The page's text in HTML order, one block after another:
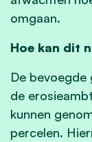
omgaan.
Hoe kan dit
De bevoegde
de
kunnen
percelen.